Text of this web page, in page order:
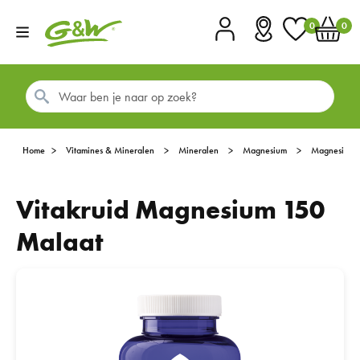
0 0
Home Vitamines & Mineralen Mineralen Magnesium
Vitakruid Magnesium 150
Malaat